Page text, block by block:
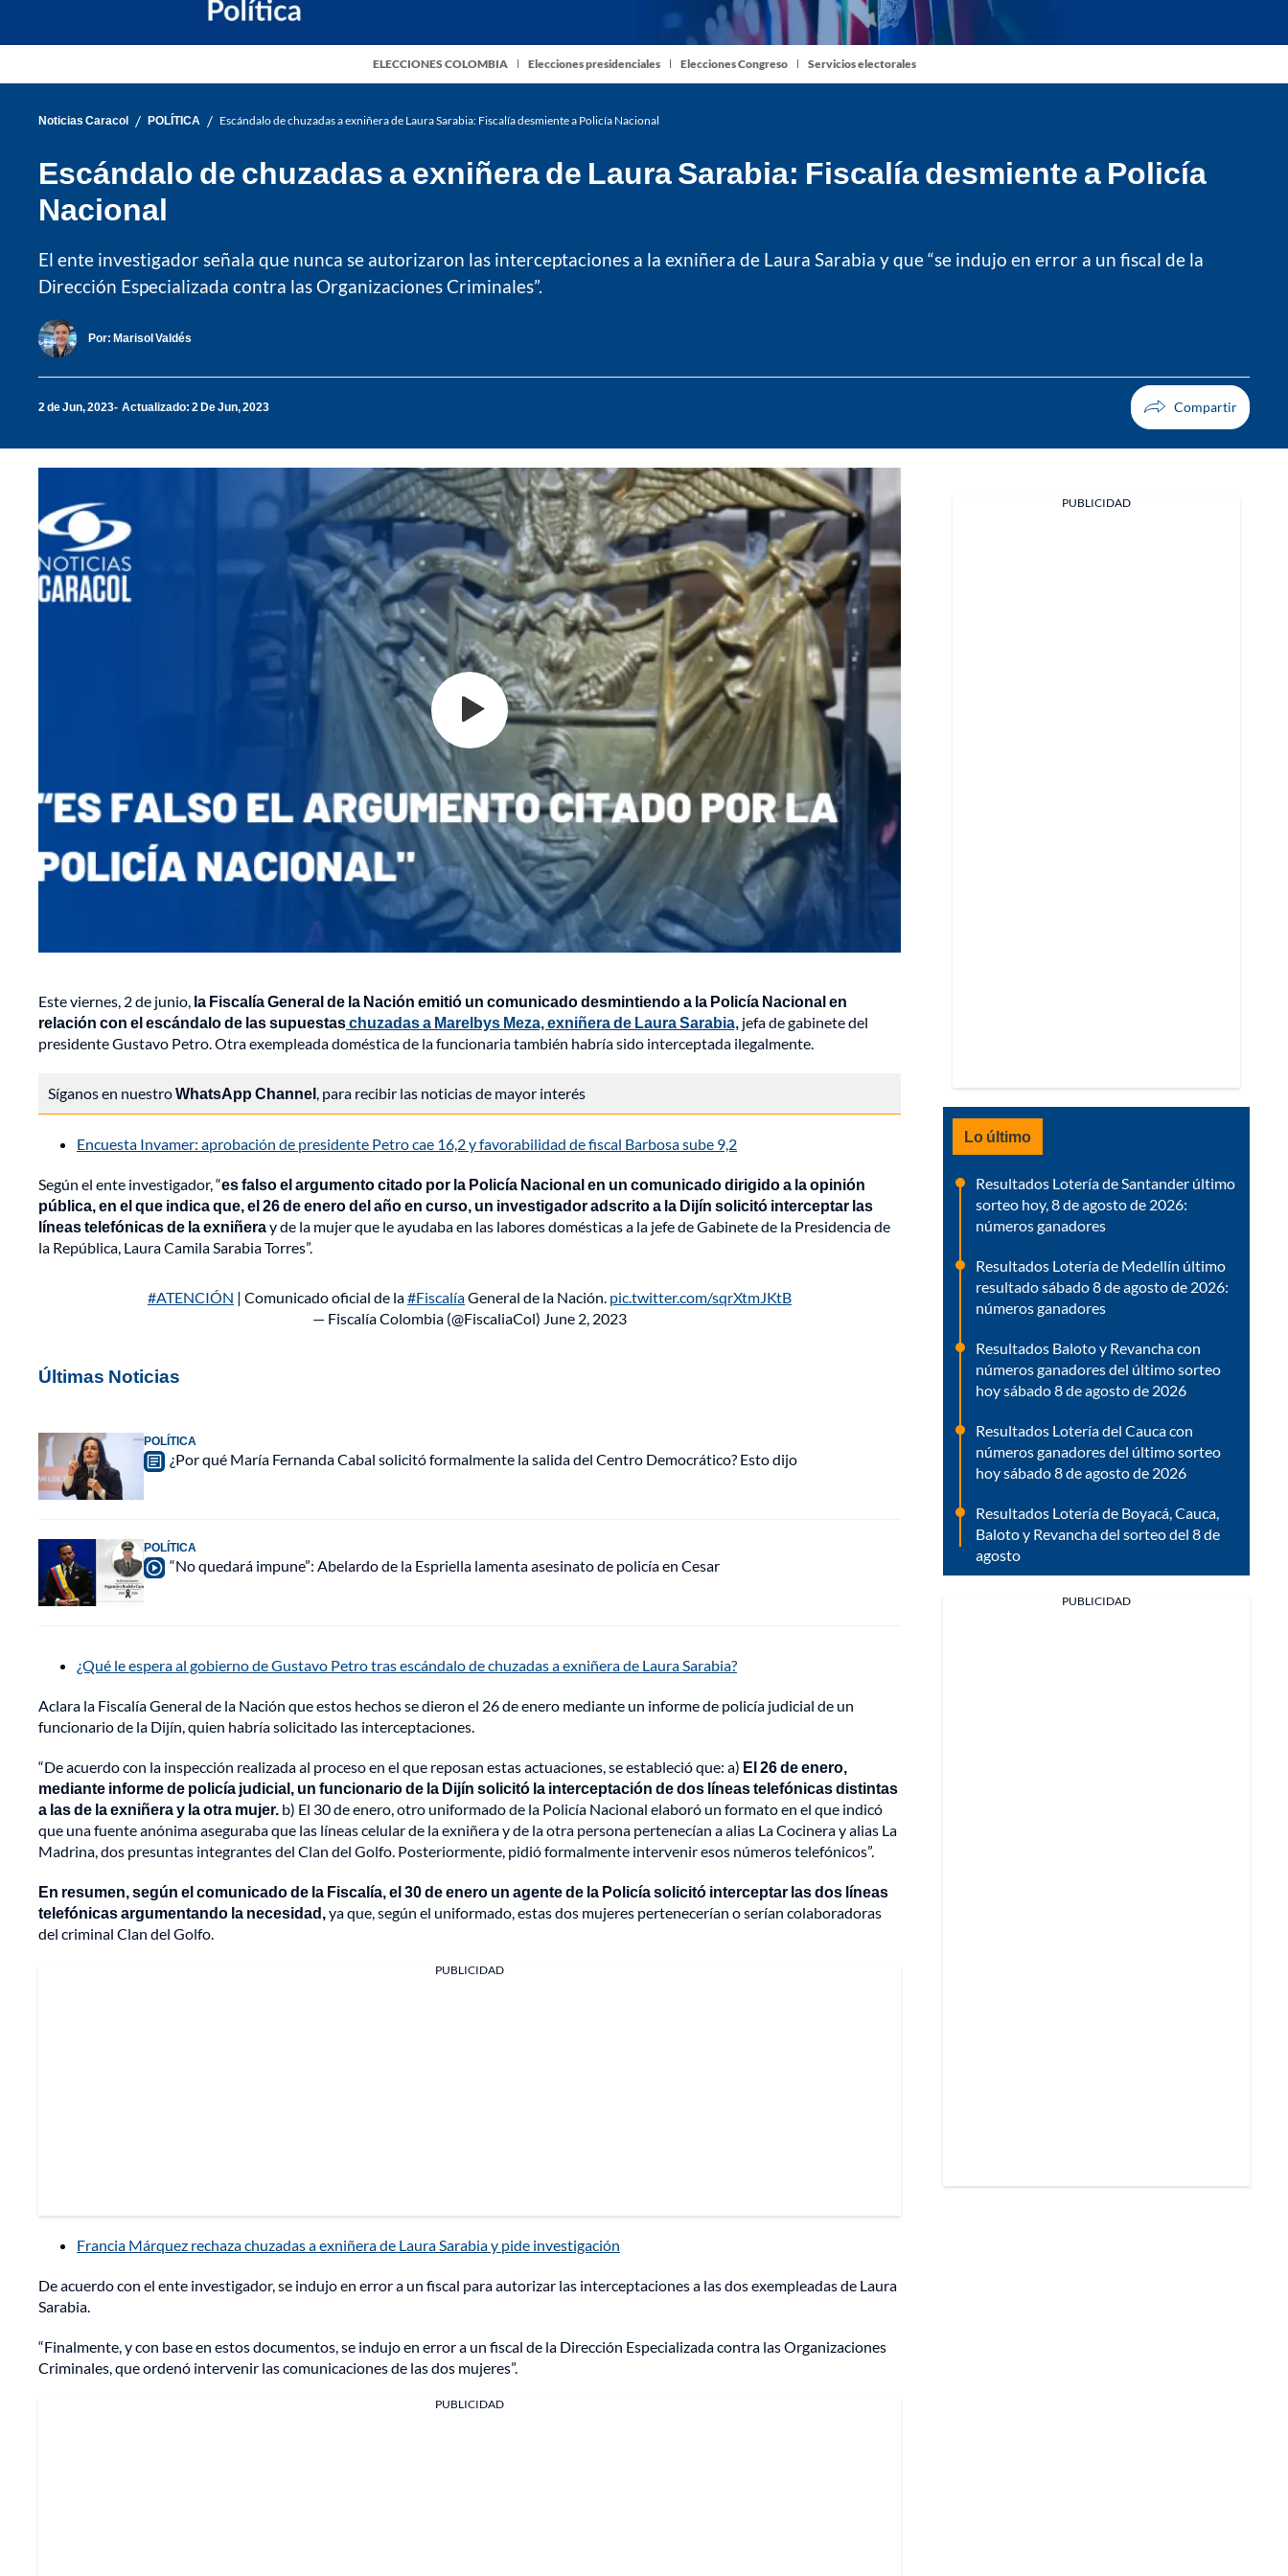
ELECCIONES COLOMBIA Elecciones presidenciales Elecciones Congreso Servicios electorales
Noticias Caracol / POLÍTICA / Escándalo de chuzadas a exniñera de Laura Sarabia: Fiscalía desmiente a Policía Nacional
Escándalo de chuzadas a exniñera de Laura Sarabia: Fiscalía desmiente a Policía
Nacional
El ente investigador señala que nunca se autorizaron las interceptaciones a la exniñera de Laura Sarabia y que “se indujo en error a un fiscal de la
Dirección Especializada contra las Organizaciones Criminales”.
Por: Marisol Valdés
2 de Jun, 2023 Actualizado: 2 De Jun, 2023
Este viernes, 2 de junio, la Fiscalía General de la Nación emitió un comunicado desmintiendo a la Policía Nacional en
relación con el escándalo de las supuestaschuzadas a Marelbys Meza, exniñera de Laura Sarabia, jefa de gabinete del
presidente Gustavo Petro. Otra exempleada doméstica de la funcionaria también habría sido interceptada ilegalmente.
Síganos en nuestroWhatsApp Channel, para recibir las noticias de mayor interés
Encuesta Invamer: aprobación de presidente Petro cae 16,2 y favorabilidad de fiscal Barbosa sube 9,2
Según el ente investigador, “es falso el argumento citado por la Policía Nacional en un comunicado dirigido a la opinión
pública, en el que indica que, el 26 de enero del año en curso, un investigador adscrito a la Dijín solicitó interceptar las
líneas telefónicas de la exniñeray de la mujer que le ayudaba en las labores domésticas a la jefe de Gabinete de la Presidencia de
la República, Laura Camila Sarabia Torres”.
#ATENCIÓN | Comunicado oficial de la#FiscalíaGeneral de la Nación. pic.twitter.com/sqrXtmJKtB
— Fiscalía Colombia (@FiscaliaCol) June 2, 2023
Últimas Noticias
POLÍTICA
¿Por qué María Fernanda Cabal solicitó formalmente la salida del Centro Democrático? Esto dijo
POLÍTICA
“No quedará impune”: Abelardo de la Espriella lamenta asesinato de policía en Cesar
¿Qué le espera al gobierno de Gustavo Petro tras escándalo de chuzadas a exniñera de Laura Sarabia?
Aclara la Fiscalía General de la Nación que estos hechos se dieron el 26 de enero mediante un informe de policía judicial de un
funcionario de la Dijín, quien habría solicitado las interceptaciones.
“De acuerdo con la inspección realizada al proceso en el que reposan estas actuaciones, se estableció que: a) El 26 de enero,
mediante informe de policía judicial, un funcionario de la Dijín solicitó la interceptación de dos líneas telefónicas distintas
a las de la exniñera y la otra mujer. b) El 30 de enero, otro uniformado de la Policía Nacional elaboró un formato en el que indicó
que una fuente anónima aseguraba que las líneas celular de la exniñera y de la otra persona pertenecían a alias La Cocinera y alias La
Madrina, dos presuntas integrantes del Clan del Golfo. Posteriormente, pidió formalmente intervenir esos números telefónicos”.
En resumen, según el comunicado de la Fiscalía, el 30 de enero un agente de la Policía solicitó interceptar las dos líneas
telefónicas argumentando la necesidad,ya que, según el uniformado, estas dos mujeres pertenecerían o serían colaboradoras
del criminal Clan del Golfo.
PUBLICIDAD
Francia Márquez rechaza chuzadas a exniñera de Laura Sarabia y pide investigación
De acuerdo con el ente investigador, se indujo en error a un fiscal para autorizar las interceptaciones a las dos exempleadas de Laura
Sarabia.
“Finalmente, y con base en estos documentos, se indujo en error a un fiscal de la Dirección Especializada contra las Organizaciones
Criminales, que ordenó intervenir las comunicaciones de las dos mujeres”.
PUBLICIDAD
PUBLICIDAD
Lo último
Resultados Lotería de Santander último
sorteo hoy, 8 de agosto de 2026:
números ganadores
Resultados Lotería de Medellín último
resultado sábado 8 de agosto de 2026:
números ganadores
Resultados Baloto y Revancha con
números ganadores del último sorteo
hoy sábado 8 de agosto de 2026
Resultados Lotería del Cauca con
números ganadores del último sorteo
hoy sábado 8 de agosto de 2026
Resultados Lotería de Boyacá, Cauca,
Baloto y Revancha del sorteo del 8 de
agosto
PUBLICIDAD